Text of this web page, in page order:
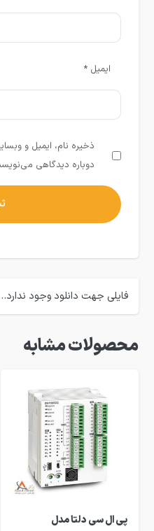
ایمیل*
ذخیره نام، ایمیل و
دوباره دیدگاهی
فایلی جهت دانلود وجود ندارد..
محصولات مشابه
پی ال سی دلتا مدل